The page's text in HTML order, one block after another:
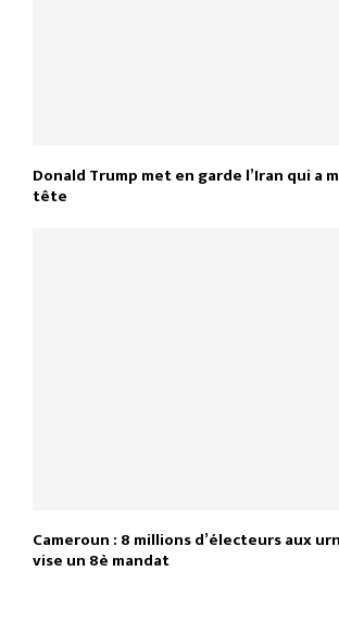
Donald Trump met en garde l’Iran qui a
tête
Cameroun : 8 millions d’électeurs aux
vise un 8è mandat